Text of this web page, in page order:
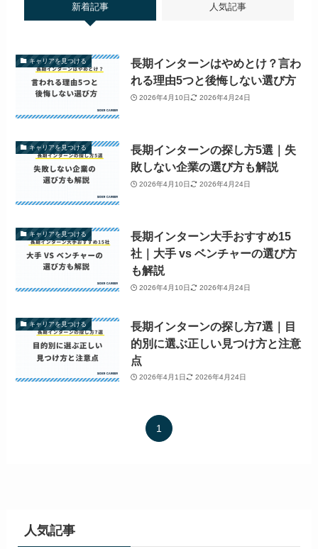
新着記事 人気記事
キャリアを見つける
長期インターンはやめとけ？言わ
れる理由5つと後悔しない選び方
2026年4月10日 2026年4月24日
キャリアを見つける
長期インターンの探し方5選｜失
敗しない企業の選び方も解説
2026年4月10日 2026年4月24日
キャリアを見つける
長期インターン大手おすすめ15
社｜大手 vs ベンチャーの選び方
も解説
2026年4月10日 2026年4月24日
キャリアを見つける
長期インターンの探し方7選｜目
的別に選ぶ正しい見つけ方と注意
点
2026年4月1日 2026年4月24日
1
人気記事